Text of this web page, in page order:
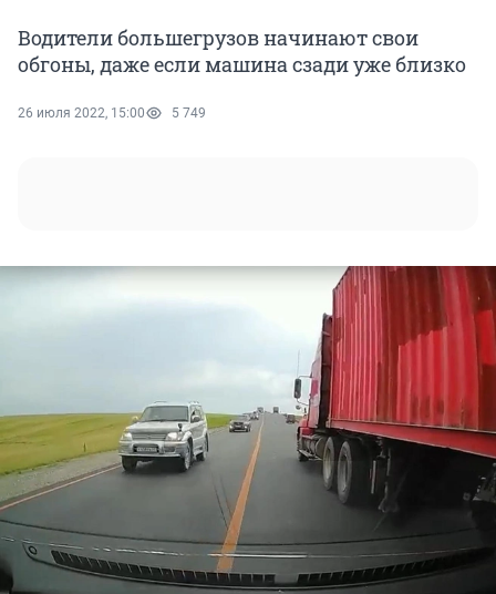
Водители большегрузов начинают свои
обгоны, даже если машина сзади уже близко
26 июля 2022, 15:00 5 749